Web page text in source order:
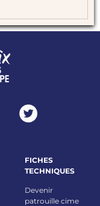
FICHES
TECHNIQUES
Devenir
patrouille cime